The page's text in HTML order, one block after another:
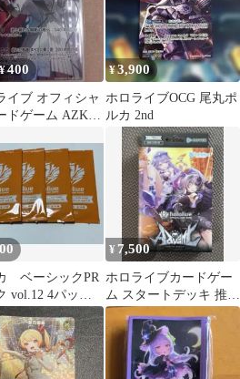
400
イブ オフィシャ
ドゲーム AZKi
¥3,900
ホロライブOCG 尾丸ポ
ルカ 2nd
ベーシックPR
vol.12 4パック
¥ 7,500
ホロライブカードゲー
ム スタートデッキ 推し
Advent